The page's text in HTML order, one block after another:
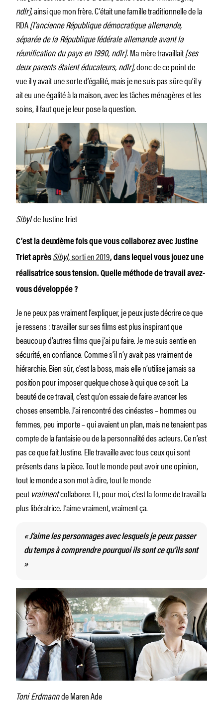
ndlr],ainsi que mon frère. C’était une famille traditionnelle de la
RDA[l’ancienne République démocratique allemande,
séparée de la République fédérale allemande avant la
réunification du pays en 1990, ndlr].Ma mère travaillait[ses
deux parents étaient éducateurs, ndlr],donc de ce point de
vue il y avait une sorte d’égalité, mais je ne suis pas sûre qu’il y
ait eu une égalité à la maison, avec les tâches ménagères et les
soins, il faut que je leur pose la question.
Sibylde Justine Triet
C’est la deuxième fois que vous collaborez avec Justine
Triet après Sibyl,sorti en 2019, dans lequel vous jouez une
réalisatrice sous tension. Quelle méthode de travail avez-
vous développée ?
Je ne peux pas vraiment l’expliquer, je peux juste décrire ce que
je ressens : travailler sur ses films est plus inspirant que
beaucoup d’autres films que j’ai pu faire. Je me suis sentie en
sécurité, en confiance. Comme s’il n’y avait pas vraiment de
hiérarchie. Bien sûr, c’est la boss, mais elle n’utilise jamais sa
position pour imposer quelque chose à qui que ce soit. La
beauté de ce travail, c’est qu’on essaie de faire avancer les
choses ensemble. J’ai rencontré des cinéastes – hommes ou
femmes, peu importe – qui avaient un plan, mais ne tenaient pas
compte de la fantaisie ou de la personnalité des acteurs. Ce n’est
pas ce que fait Justine. Elle travaille avec tous ceux qui sont
présents dans la pièce. Tout le monde peut avoir une opinion,
tout le monde a son mot à dire, tout le monde
peutvraimentcollaborer. Et, pour moi, c’est la forme de travail la
plus libératrice. J’aime vraiment, vraiment ça.
« J’aime les personnages avec lesquels je peux passer
du temps à comprendre pourquoi ils sont ce qu’ils sont
»
Toni Erdmannde Maren Ade